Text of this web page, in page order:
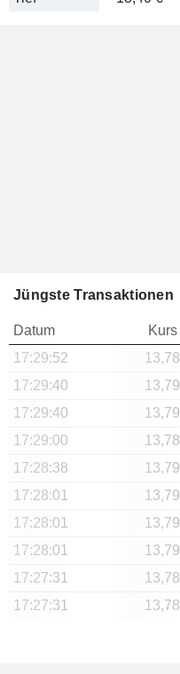
Jüngste Transaktionen
Datum Kurs
17:29:52
13,78
17:29:40
13,79
17:29:40
13,79
17:29:00
13,78
17:28:38
13,79
17:28:01
13,79
17:28:01
13,79
17:28:01
13,79
17:27:31
13,78
17:27:31
13,78